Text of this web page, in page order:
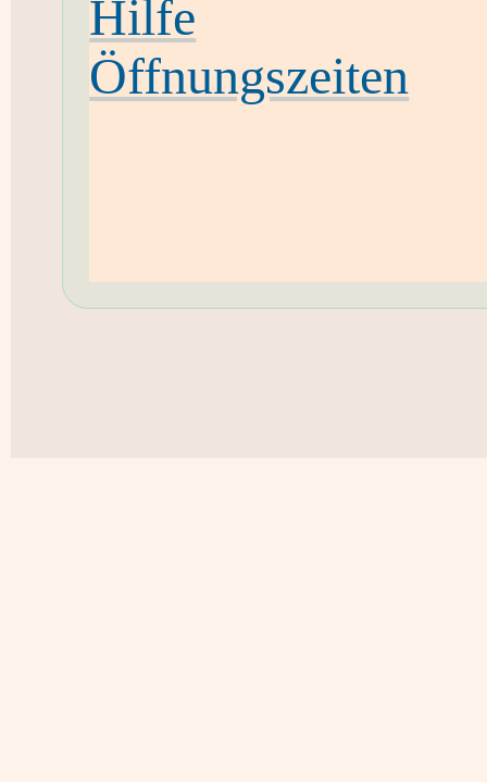
Hilfe
Öffnungszeiten